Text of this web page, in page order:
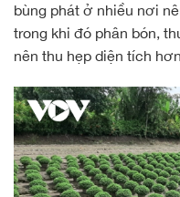
bùng phát ở nhiều nơi
trong khi đó phân bón,
nên thu hẹp diện tích